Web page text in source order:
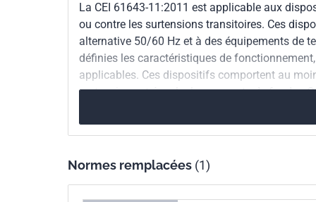
La CEI 61643-11:2011 est applicable aux
ou contre les surtensions transitoires. Ces
alternative 50/60 Hz et à des équipements de
définies les caractéristiques de
applicables. Ces dispositifs comportent au
surtensions et écouler les courants de foudre.
deuxième édition de la CEI 61643-1 parue en
de la CEI 61643-1 sont une restructuration
peuvent avoir besoin d'une période transitoire
publication amendée ou révisée, pour
Normes remplacées (1)